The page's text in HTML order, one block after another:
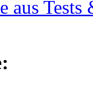
aus